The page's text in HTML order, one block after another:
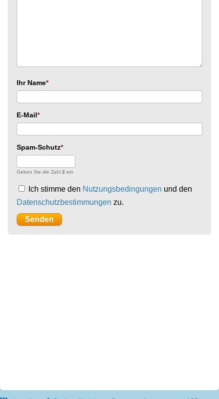
Ihr Name
E-Mail
Spam-Schutz
Geben Sie die Zahl 2 ein
Ich stimme den Nutzungsbedingungen und den
Datenschutzbestimmungen zu.